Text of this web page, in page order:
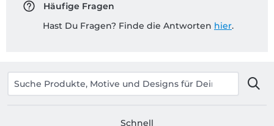
Häufige Fragen
Hast Du Fragen? Finde die Antworten hier.
Schnell